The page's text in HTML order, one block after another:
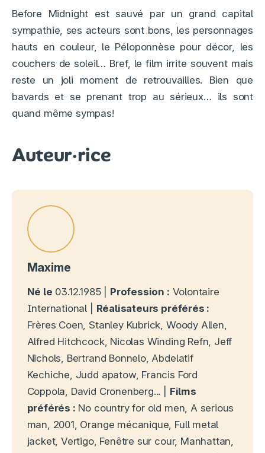
Before Midnight est sauvé par un grand capital
sympathie, ses acteurs sont bons, les personnages
hauts en couleur, le Péloponnèse pour décor, les
couchers de soleil… Bref, le film irrite souvent mais
reste un joli moment de retrouvailles. Bien que
bavards et se prenant trop au sérieux… ils sont
quand même sympas!
Auteur·rice
Maxime
Né le 03.12.1985 | Profession : Volontaire
International | Réalisateurs préférés :
Frères Coen, Stanley Kubrick, Woody Allen,
Alfred Hitchcock, Nicolas Winding Refn, Jeff
Nichols, Bertrand Bonnelo, Abdelatif
Kechiche, Judd apatow, Francis Ford
Coppola, David Cronenberg... | Films
préférés : No country for old men, A serious
man, 2001, Orange mécanique, Full metal
jacket, Vertigo, Fenêtre sur cour, Manhattan,